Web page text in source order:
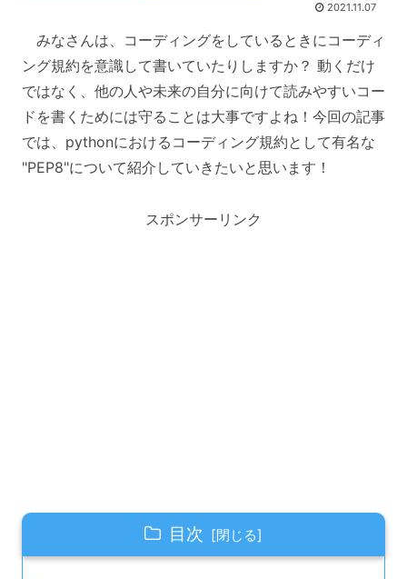
2021.11.07
みなさんは、コーディングをしているときにコーディ
ング規約を意識して書いていたりしますか？ 動くだけ
ではなく、他の人や未来の自分に向けて読みやすいコー
ドを書くためには守ることは大事ですよね！今回の記事
では、pythonにおけるコーディング規約として有名な
"PEP8"について紹介していきたいと思います！
スポンサーリンク
目次